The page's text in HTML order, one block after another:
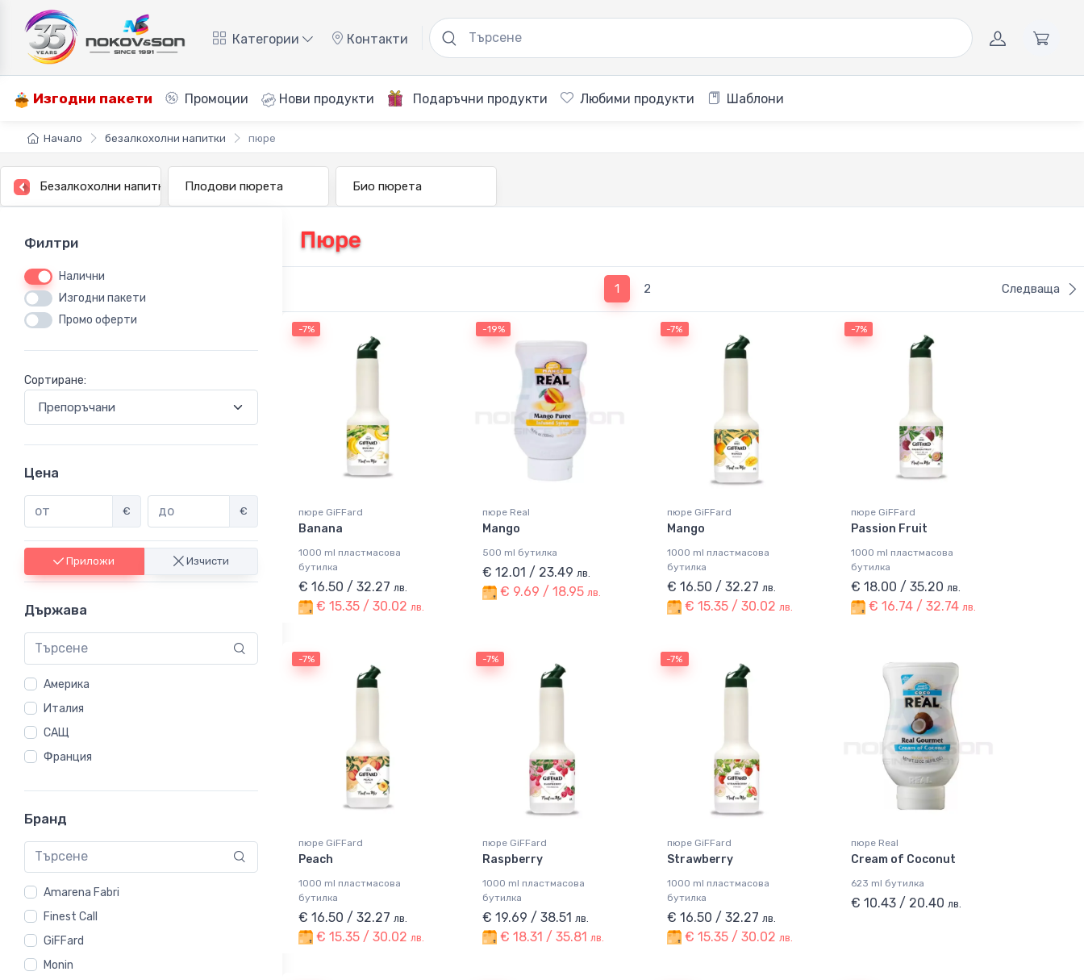
Категории Контакти
Изгодни пакети Промоции Нови продукти Подаръчни продукти Любими продукти Шаблони
Начало безалкохолни напитки пюре
Безалкохолни напитки Плодови пюрета Био пюрета
Филтри
Налични
Изгодни пакети
Промо оферти
Сортиране:
Цена
€ €
Приложи Изчисти
Държава
Америка
Италия
САЩ
Франция
Бранд
Amarena Fabri
Finest Call
GiFFard
Monin
Пюре
1(current)
2 Следваща
-7%
пюре GiFFard
Banana
1000 ml пластмасова
бутилка
€ 16.50 / 32.27 лв.
€ 15.35 / 30.02 лв.
-19%
пюре Real
Mango
500 ml бутилка
€ 12.01 / 23.49лв.
€ 9.69 / 18.95лв.
-7%
пюре GiFFard
Mango
1000 ml пластмасова
бутилка
€ 16.50 / 32.27 лв.
€ 15.35 / 30.02 лв.
-7%
пюре GiFFard
Passion Fruit
1000 ml пластмасова
бутилка
€ 18.00 / 35.20лв.
€ 16.74 / 32.74лв.
-7%
пюре GiFFard
Peach
1000 ml пластмасова
бутилка
€ 16.50 / 32.27 лв.
€ 15.35 / 30.02 лв.
-7%
пюре GiFFard
Raspberry
1000 ml пластмасова
бутилка
€ 19.69 / 38.51 лв.
€ 18.31 / 35.81 лв.
-7%
пюре GiFFard
Strawberry
1000 ml пластмасова
бутилка
€ 16.50 / 32.27 лв.
€ 15.35 / 30.02 лв.
пюре Real
Cream of Coconut
623 ml бутилка
€ 10.43 / 20.40 лв.